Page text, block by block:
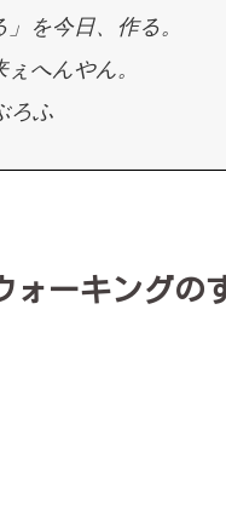
」を今日、作る。
へんやん。
ろふ
ォーキングの